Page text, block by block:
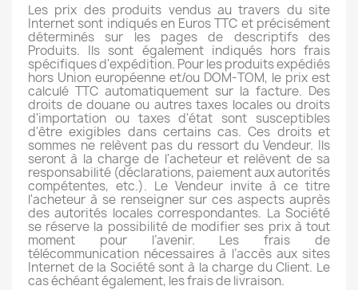
Les prix des produits vendus au travers du site
Internet sont indiqués en Euros TTC et précisément
déterminés sur les pages de descriptifs des
Produits. Ils sont également indiqués hors frais
spécifiques d'expédition. Pour les produits expédiés
hors Union européenne et/ou DOM-TOM, le prix est
calculé TTC automatiquement sur la facture. Des
droits de douane ou autres taxes locales ou droits
d'importation ou taxes d'état sont susceptibles
d'être exigibles dans certains cas. Ces droits et
sommes ne relèvent pas du ressort du Vendeur. Ils
seront à la charge de l'acheteur et relèvent de sa
responsabilité (déclarations, paiement aux autorités
compétentes, etc.). Le Vendeur invite à ce titre
l'acheteur à se renseigner sur ces aspects auprès
des autorités locales correspondantes. La Société
se réserve la possibilité de modifier ses prix à tout
moment pour l’avenir. Les frais de
télécommunication nécessaires à l’accès aux sites
Internet de la Société sont à la charge du Client. Le
cas échéant également, les frais de livraison.